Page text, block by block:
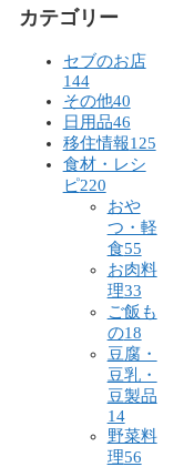
カテゴリー
セブのお店
144
その他40
日用品46
移住情報125
食材・レシ
ピ220
おや
つ・軽
食55
お肉料
理33
ご飯も
の18
豆腐・
豆乳・
豆製品
14
野菜料
理56